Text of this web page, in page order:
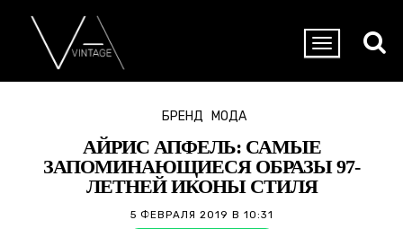
БРЕНД МОДА
АЙРИС АПФЕЛЬ: САМЫЕ
ЗАПОМИНАЮЩИЕСЯ ОБРАЗЫ 97-
ЛЕТНЕЙ ИКОНЫ СТИЛЯ
5 ФЕВРАЛЯ 2019 В 10:31